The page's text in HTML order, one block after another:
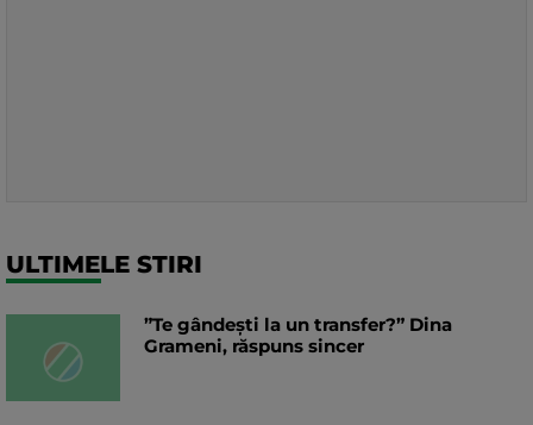
ULTIMELE STIRI
”Te gândești la un transfer?” Dina
Grameni, răspuns sincer